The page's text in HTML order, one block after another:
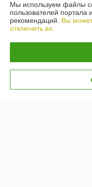
Доставка и оплата
Полная версия сайта
Мы используем файлы
пользователей портала
рекомендаций. Вы
отключить их.